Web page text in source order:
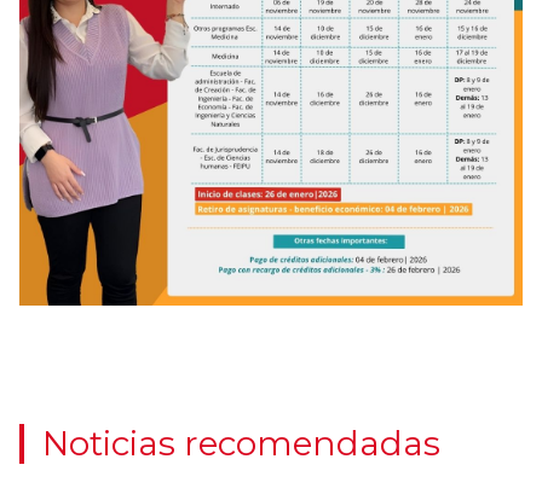
Noticias recomendadas